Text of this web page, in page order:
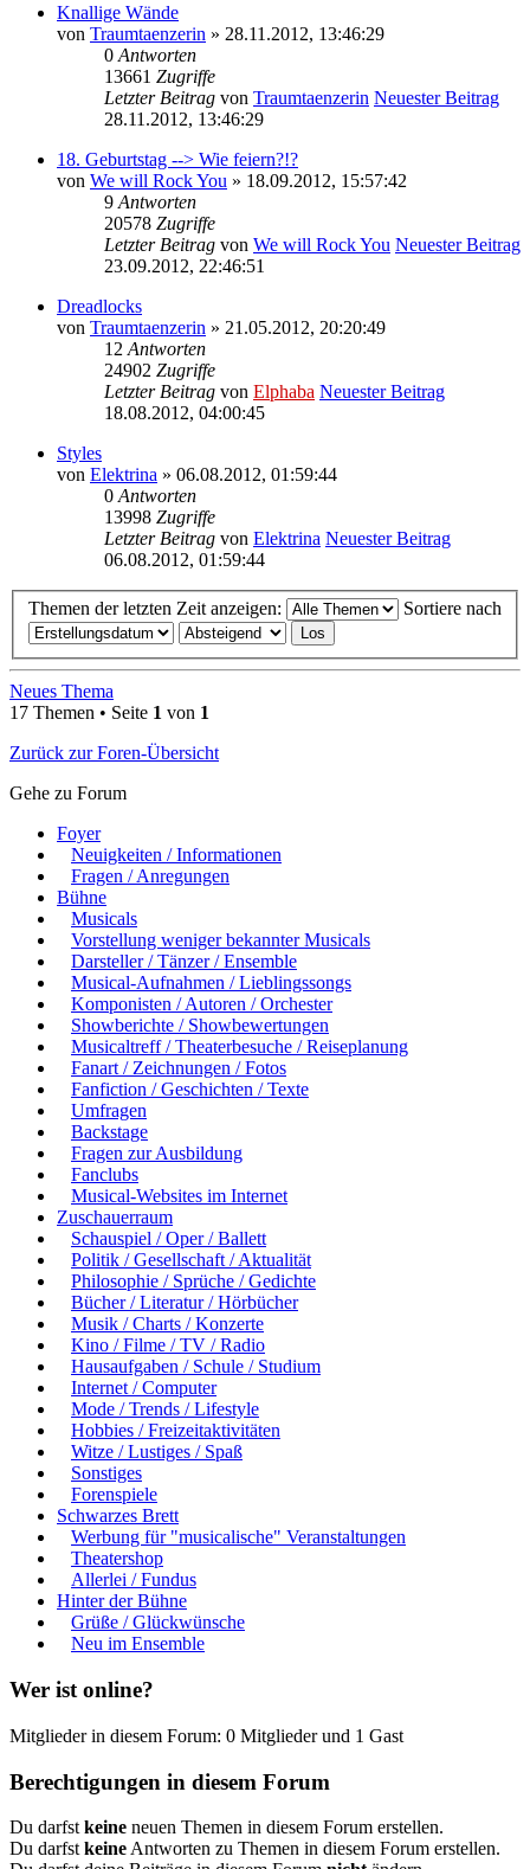
Knallige Wände
von Traumtaenzerin » 28.11.2012, 13:46:29
0 Antworten
13661 Zugriffe
Letzter Beitrag von Traumtaenzerin Neuester Beitrag
28.11.2012, 13:46:29
18. Geburtstag --> Wie feiern?!?
von We will Rock You » 18.09.2012, 15:57:42
9 Antworten
20578 Zugriffe
Letzter Beitrag von We will Rock You Neuester Beitrag
23.09.2012, 22:46:51
Dreadlocks
von Traumtaenzerin » 21.05.2012, 20:20:49
12 Antworten
24902 Zugriffe
Letzter Beitrag von Elphaba Neuester Beitrag
18.08.2012, 04:00:45
Styles
von Elektrina » 06.08.2012, 01:59:44
0 Antworten
13998 Zugriffe
Letzter Beitrag von Elektrina Neuester Beitrag
06.08.2012, 01:59:44
Themen der letzten Zeit anzeigen: Sortiere nach
Neues Thema
17 Themen • Seite 1 von 1
Zurück zur Foren-Übersicht
Gehe zu Forum
Foyer
Neuigkeiten / Informationen
Fragen / Anregungen
Bühne
Musicals
Vorstellung weniger bekannter Musicals
Darsteller / Tänzer / Ensemble
Musical-Aufnahmen / Lieblingssongs
Komponisten / Autoren / Orchester
Showberichte / Showbewertungen
Musicaltreff / Theaterbesuche / Reiseplanung
Fanart / Zeichnungen / Fotos
Fanfiction / Geschichten / Texte
Umfragen
Backstage
Fragen zur Ausbildung
Fanclubs
Musical-Websites im Internet
Zuschauerraum
Schauspiel / Oper / Ballett
Politik / Gesellschaft / Aktualität
Philosophie / Sprüche / Gedichte
Bücher / Literatur / Hörbücher
Musik / Charts / Konzerte
Kino / Filme / TV / Radio
Hausaufgaben / Schule / Studium
Internet / Computer
Mode / Trends / Lifestyle
Hobbies / Freizeitaktivitäten
Witze / Lustiges / Spaß
Sonstiges
Forenspiele
Schwarzes Brett
Werbung für "musicalische" Veranstaltungen
Theatershop
Allerlei / Fundus
Hinter der Bühne
Grüße / Glückwünsche
Neu im Ensemble
Wer ist online?
Mitglieder in diesem Forum: 0 Mitglieder und 1 Gast
Berechtigungen in diesem Forum
Du darfst keine neuen Themen in diesem Forum erstellen.
Du darfst keine Antworten zu Themen in diesem Forum erstellen.